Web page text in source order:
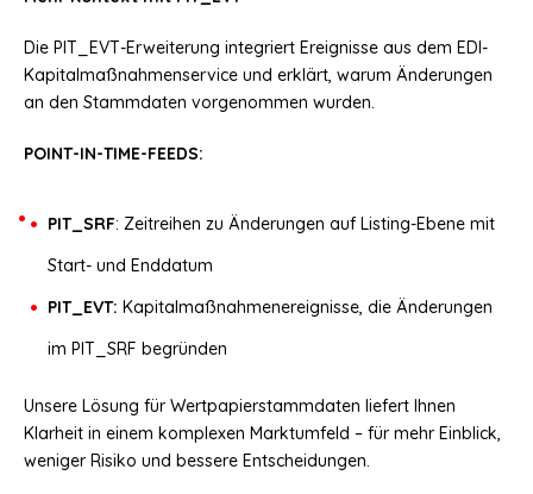
Die PIT_EVT-Erweiterung integriert Ereignisse aus dem EDI-
Kapitalmaßnahmenservice und erklärt, warum Änderungen
an den Stammdaten vorgenommen wurden.
POINT-IN-TIME-FEEDS:
PIT_SRF: Zeitreihen zu Änderungen auf Listing-Ebene mit
Start- und Enddatum
PIT_EVT: Kapitalmaßnahmenereignisse, die Änderungen
im PIT_SRF begründen
Unsere Lösung für Wertpapierstammdaten liefert Ihnen
Klarheit in einem komplexen Marktumfeld – für mehr Einblick,
weniger Risiko und bessere Entscheidungen.